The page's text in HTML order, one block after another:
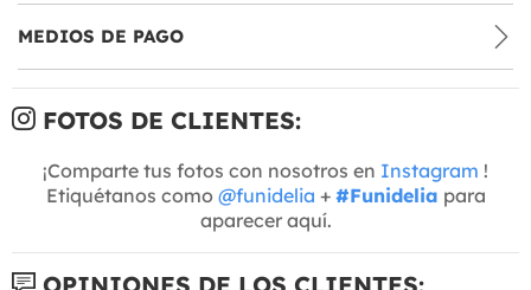
MEDIOS DE PAGO
FOTOS DE CLIENTES:
¡Comparte tus fotos con nosotros en Instagram !
Etiquétanos como @funidelia + #Funidelia para
aparecer aquí.